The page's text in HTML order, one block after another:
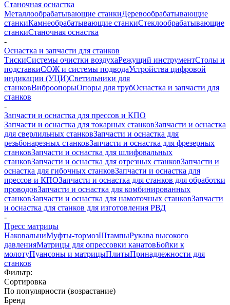
Станочная оснастка
Металлообрабатывающие станкиДеревообрабатывающие
станкиКамнеобрабатывающие станкиСтеклообрабатывающие
станкиСтаночная оснастка
-
Оснастка и запчасти для станков
ТискиСистемы очистки воздухаРежущий инструментСтолы и
подставкиСОЖ и системы подводаУстройства цифровой
индикации (УЦИ)Светильники для
станковВиброопорыОпоры для трубОснастка и запчасти для
станков
-
Запчасти и оснастка для прессов и КПО
Запчасти и оснастка для токарных станковЗапчасти и оснастка
для сверлильных станковЗапчасти и оснастка для
резьбонарезных станковЗапчасти и оснастка для фрезерных
станковЗапчасти и оснастка для шлифовальных
станковЗапчасти и оснастка для отрезных станковЗапчасти и
оснастка для гибочных станковЗапчасти и оснастка для
прессов и КПОЗапчасти и оснастка для станков для обработки
проводовЗапчасти и оснастка для комбинированных
станковЗапчасти и оснастка для намоточных станковЗапчасти
и оснастка для станков для изготовления РВД
-
Пресс матрицы
НаковальниМуфты-тормозШтампыРукава высокого
давленияМатрицы для опрессовки канатовБойки к
молотуПуансоны и матрицыПлитыПринадлежности для
станков
Фильтр:
Сортировка
По популярности (возрастание)
Бренд